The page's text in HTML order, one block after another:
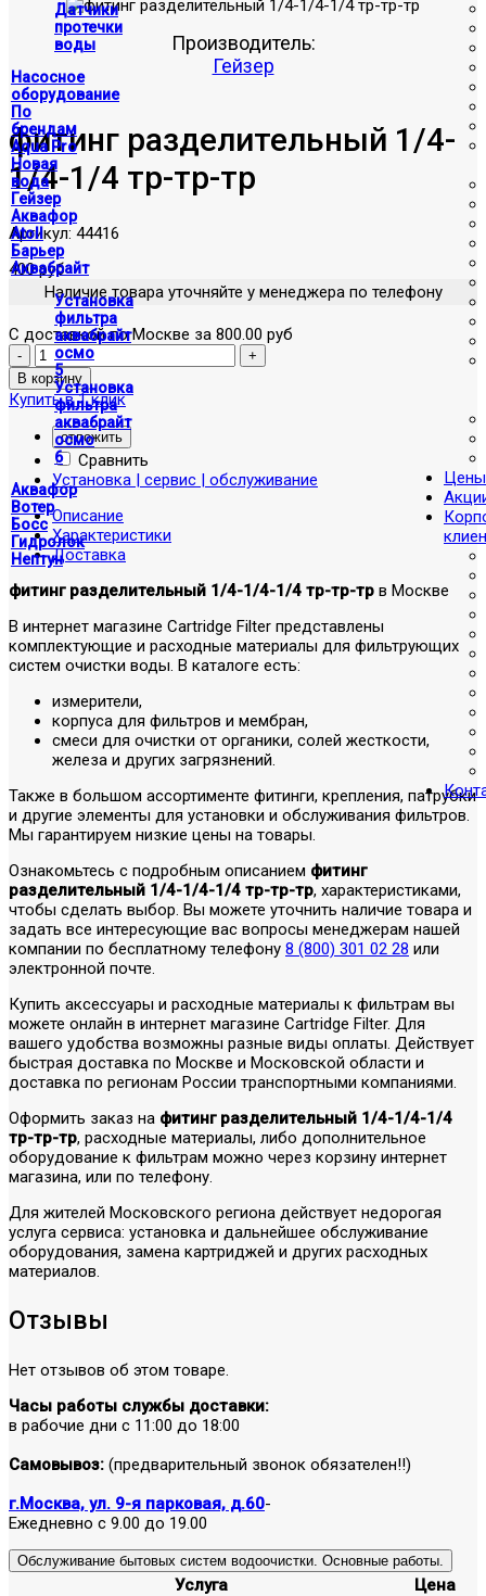
Датчики
протечки
воды
Насосное
оборудование
По
брендам
Aqua Pro
Новая
вода
Гейзер
Аквафор
Atoll
Барьер
Аквабрайт
Установка
фильтра
аквабрайт
осмо
5
Установка
фильтра
аквабрайт
осмо
6
Аквафор
Вотер
Босс
Гидролок
Нептун
Цены
Производитель:
Гейзер
фитинг разделительный 1/4-
1/4-1/4 тр-тр-тр
Артикул: 44416
400 руб
Наличие товара уточняйте у менеджера по телефону
С доставкой по Москве за 800.00 руб
Купить в 1 клик
отложить
Сравнить
Установка | сервис | обслуживание
Описание
Характеристики
Доставка
фитинг разделительный 1/4-1/4-1/4 тр-тр-тр в Москве
В интернет магазине Cartridge Filter представлены
комплектующие и расходные материалы для фильтрующих
систем очистки воды. В каталоге есть:
измерители,
корпуса для фильтров и мембран,
смеси для очистки от органики, солей жесткости,
железа и других загрязнений.
Также в большом ассортименте фитинги, крепления, патрубки
и другие элементы для установки и обслуживания фильтров.
Мы гарантируем низкие цены на товары.
Ознакомьтесь с подробным описанием фитинг
разделительный 1/4-1/4-1/4 тр-тр-тр, характеристиками,
чтобы сделать выбор. Вы можете уточнить наличие товара и
задать все интересующие вас вопросы менеджерам нашей
компании по бесплатному телефону 8 (800) 301 02 28 или
электронной почте.
Купить аксессуары и расходные материалы к фильтрам вы
можете онлайн в интернет магазине Cartridge Filter. Для
вашего удобства возможны разные виды оплаты. Действует
быстрая доставка по Москве и Московской области и
доставка по регионам России транспортными компаниями.
Оформить заказ на фитинг разделительный 1/4-1/4-1/4
тр-тр-тр, расходные материалы, либо дополнительное
оборудование к фильтрам можно через корзину интернет
магазина, или по телефону.
Для жителей Московского региона действует недорогая
услуга сервиса: установка и дальнейшее обслуживание
оборудования, замена картриджей и других расходных
материалов.
Отзывы
Нет отзывов об этом товаре.
Часы работы службы доставки:
в рабочие дни с 11:00 до 18:00
Самовывоз: (предварительный звонок обязателен!!)
г.Москва, ул. 9-я парковая, д.60-
Ежедневно с 9.00 до 19.00
Обслуживание бытовых систем водоочистки. Основные работы.
Услуга
Цена